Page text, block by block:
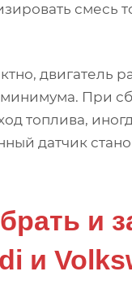
смесь
двигатель
При
топлива,
датчик
и
и